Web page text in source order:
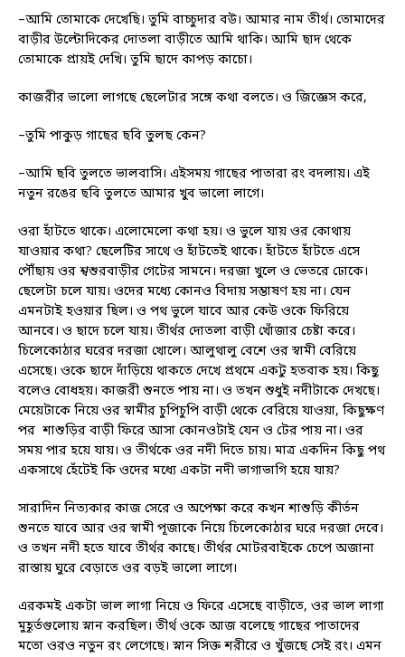
–আমি তোমাকে দেখেছি। তুমি বাচ্চুদার বউ। আমার নাম তীর্থ। তোমাদের
বাড়ীর উল্টোদিকের দোতলা বাড়ীতে আমি থাকি। আমি ছাদ থেকে
তোমাকে প্রায়ই দেখি। তুমি ছাদে কাপড় কাচো।
কাজরীর ভালো লাগছে ছেলেটার সঙ্গে কথা বলতে। ও জিজ্ঞেস করে,
–তুমি পাকুড় গাছের ছবি তুলছ কেন?
–আমি ছবি তুলতে ভালবাসি। এইসময় গাছের পাতারা রং বদলায়। এই
নতুন রঙের ছবি তুলতে আমার খুব ভালো লাগে।
ওরা হাঁটতে থাকে। এলোমেলো কথা হয়। ও ভুলে যায় ওর কোথায়
যাওয়ার কথা? ছেলেটির সাথে ও হাঁটতেই থাকে। হাঁটতে হাঁটতে এসে
পৌঁছায় ওর শ্বশুরবাড়ীর গেটের সামনে। দরজা খুলে ও ভেতরে ঢোকে।
ছেলেটা চলে যায়। ওদের মধ্যে কোনও বিদায় সম্ভাষণ হয় না। যেন
এমনটাই হওয়ার ছিল। ও পথ ভুলে যাবে আর কেউ ওকে ফিরিয়ে
আনবে। ও ছাদে চলে যায়। তীর্থর দোতলা বাড়ী খোঁজার চেষ্টা করে।
চিলেকোঠার ঘরের দরজা খোলে। আলুথালু বেশে ওর স্বামী বেরিয়ে
এসেছে। ওকে ছাদে দাঁড়িয়ে থাকতে দেখে প্রথমে একটু হতবাক হয়। কিছু
বলেও বোধহয়। কাজরী শুনতে পায় না। ও তখন শুধুই নদীটাকে দেখছে।
মেয়েটাকে নিয়ে ওর স্বামীর চুপিচুপি বাড়ী থেকে বেরিয়ে যাওয়া, কিছুক্ষণ
পর শাশুড়ির বাড়ী ফিরে আসা কোনওটাই যেন ও টের পায় না। ওর
সময় পার হয়ে যায়। ও তীর্থকে ওর নদী দিতে চায়। মাত্র একদিন কিছু পথ
একসাথে হেঁটেই কি ওদের মধ্যে একটা নদী ভাগাভাগি হয়ে যায়?
সারাদিন নিত্যকার কাজ সেরে ও অপেক্ষা করে কখন শাশুড়ি কীর্তন
শুনতে যাবে আর ওর স্বামী পূজাকে নিয়ে চিলেকোঠার ঘরে দরজা দেবে।
ও তখন নদী হতে যাবে তীর্থর কাছে। তীর্থর মোটরবাইকে চেপে অজানা
রাস্তায় ঘুরে বেড়াতে ওর বড়ই ভালো লাগে।
এরকমই একটা ভাল লাগা নিয়ে ও ফিরে এসেছে বাড়ীতে, ওর ভাল লাগা
মুহূর্তগুলোয় স্নান করছিল। তীর্থ ওকে আজ বলেছে গাছের পাতাদের
মতো ওরও নতুন রং লেগেছে। স্নান সিক্ত শরীরে ও খুঁজছে সেই রং। এমন